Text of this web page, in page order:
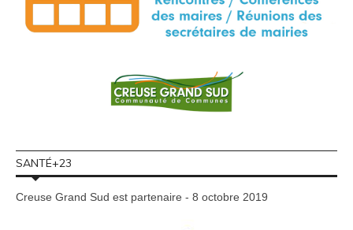
SANTÉ+23
Creuse Grand Sud est partenaire - 8 octobre 2019